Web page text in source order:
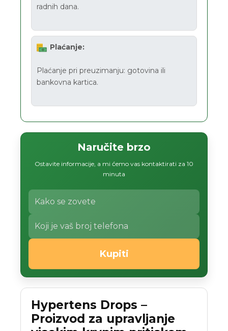
radnih dana.
Plaćanje:
Plaćanje pri preuzimanju: gotovina ili
bankovna kartica.
Naručite brzo
Ostavite informacije, a mi ćemo vas kontaktirati za 10
minuta
Kupiti
Hypertens Drops –
Proizvod za upravljanje